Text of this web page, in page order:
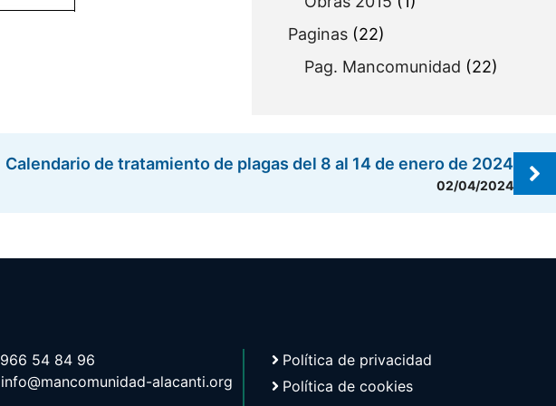
Paginas (22)
Pag. Mancomunidad (22)
Calendario de tratamiento de plagas del 8 al 14 de enero de 2024
02/04/2024
966 54 84 96
info@mancomunidad-alacanti.org
Política de privacidad
Política de cookies